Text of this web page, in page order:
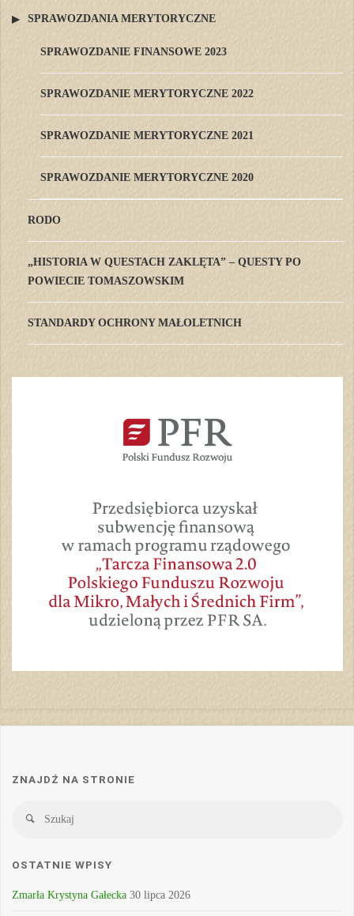
SPRAWOZDANIA MERYTORYCZNE
SPRAWOZDANIE FINANSOWE 2023
SPRAWOZDANIE MERYTORYCZNE 2022
SPRAWOZDANIE MERYTORYCZNE 2021
SPRAWOZDANIE MERYTORYCZNE 2020
RODO
„HISTORIA W QUESTACH ZAKLĘTA” – QUESTY PO
POWIECIE TOMASZOWSKIM
STANDARDY OCHRONY MAŁOLETNICH
ZNAJDŹ NA STRONIE
Szukaj
OSTATNIE WPISY
Zmarła Krystyna Gałecka 30 lipca 2026